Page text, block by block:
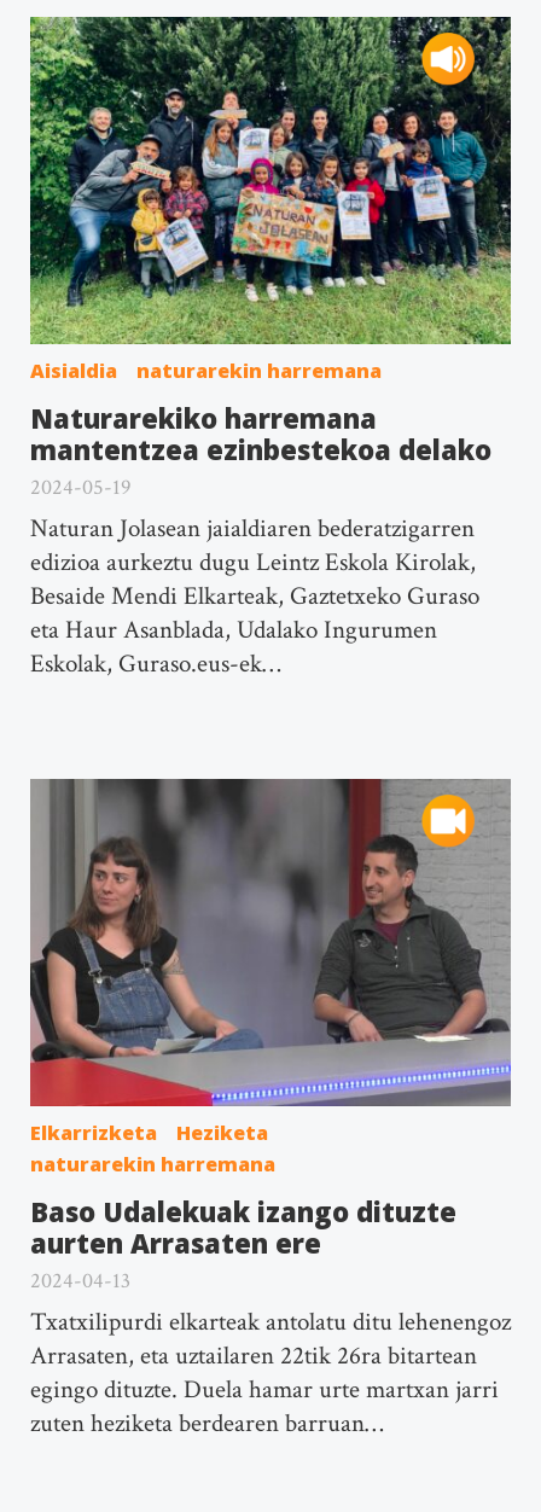
Aisialdia naturarekin harremana
Naturarekiko harremana
mantentzea ezinbestekoa delako
2024-05-19
Naturan Jolasean jaialdiaren bederatzigarren
edizioa aurkeztu dugu Leintz Eskola Kirolak,
Besaide Mendi Elkarteak, Gaztetxeko Guraso
eta Haur Asanblada, Udalako Ingurumen
Eskolak, Guraso.eus-ek…
Elkarrizketa
Heziketa
naturarekin harremana
Baso Udalekuak izango dituzte
aurten Arrasaten ere
2024-04-13
Txatxilipurdi elkarteak antolatu ditu lehenengoz
Arrasaten, eta uztailaren 22tik 26ra bitartean
egingo dituzte. Duela hamar urte martxan jarri
zuten heziketa berdearen barruan…